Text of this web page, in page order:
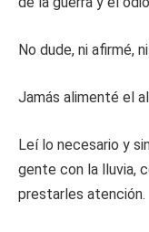
No dude, ni afirmé,
Jamás alimenté el
Leí lo necesario y
gente con la lluvia,
prestarles atención.